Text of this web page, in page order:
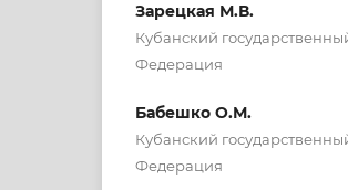
Зарецкая М.В.
Кубанский
Федерация
Бабешко О.М.
Кубанский
Федерация